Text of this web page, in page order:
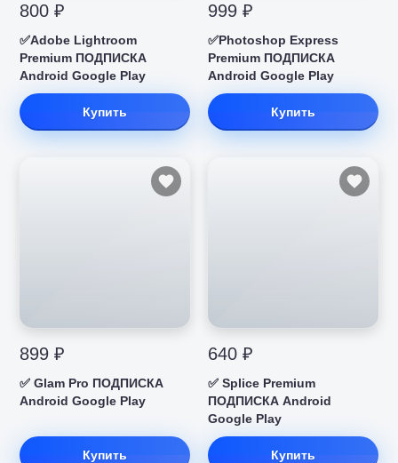
800 ₽
✅Adobe Lightroom
Premium ПОДПИСКА
Android Google Play
Купить
999 ₽
✅Photoshop Express
Premium ПОДПИСКА
Android Google Play
Купить
899 ₽
✅ Glam Pro ПОДПИСКА
Android Google Play
Купить
640 ₽
✅ Splice Premium
ПОДПИСКА Android
Google Play
Купить